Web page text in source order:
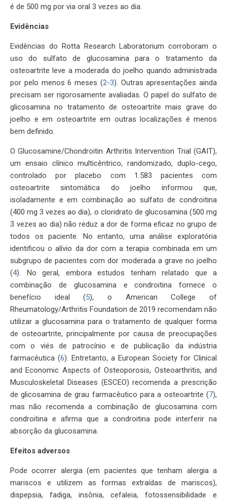
é de 500 mg por via oral 3 vezes ao dia.
Evidências
Evidências do Rotta Research Laboratorium corroboram o
uso do sulfato de glucosamina para o tratamento da
osteoartrite leve a moderada do joelho quando administrada
por pelo menos 6 meses (2-3). Outras apresentações ainda
precisam ser rigorosamente avaliadas. O papel do sulfato de
glicosamina no tratamento de osteoartrite mais grave do
joelho e em osteoartrite em outras localizações é menos
bem definido.
O Glucosamine/Chondroitin Arthritis Intervention Trial (GAIT),
um ensaio clínico multicêntrico, randomizado, duplo-cego,
controlado por placebo com 1.583 pacientes com
osteoartrite sintomática do joelho informou que,
isoladamente e em combinação ao sulfato de condroitina
(400 mg 3 vezes ao dia), o cloridrato de glucosamina (500 mg
3 vezes ao dia) não reduz a dor de forma eficaz no grupo de
todos os paciente. No entanto, uma análise exploratória
identificou o alívio da dor com a terapia combinada em um
subgrupo de pacientes com dor moderada a grave no joelho
(4). No geral, embora estudos tenham relatado que a
combinação de glucosamina e condroitina fornece o
benefício ideal (5), o American College of
Rheumatology/Arthritis Foundation de 2019 recomendam não
utilizar a glucosamina para o tratamento de qualquer forma
de osteoartrite, principalmente por causa de preocupações
com o viés de patrocínio e de publicação da indústria
farmacêutica (6). Entretanto, a European Society for Clinical
and Economic Aspects of Osteoporosis, Osteoarthritis, and
Musculoskeletal Diseases (ESCEO) recomenda a prescrição
de glicosamina de grau farmacêutico para a osteoartrite (7),
mas não recomenda a combinação de glucosamina com
condroitina e afirma que a condroitina pode interferir na
absorção da glucosamina.
Efeitos adversos
Pode ocorrer alergia (em pacientes que tenham alergia a
mariscos e utilizem as formas extraídas de mariscos),
dispepsia, fadiga, insônia, cefaleia, fotossensibilidade e